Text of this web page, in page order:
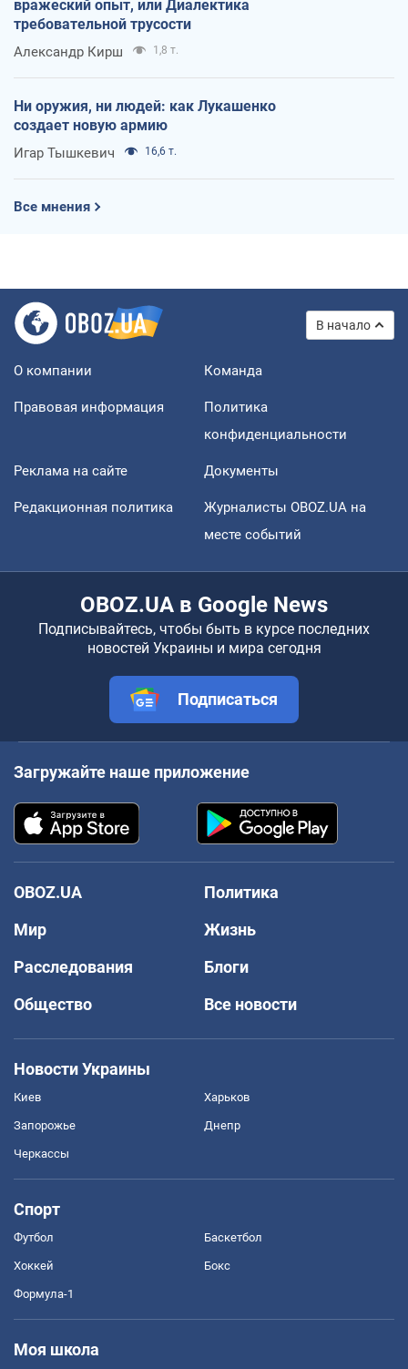
вражеский опыт, или Диалектика
требовательной трусости
Александр Кирш 1,8 т.
Ни оружия, ни людей: как Лукашенко
создает новую армию
Игар Тышкевич 16,6 т.
Все мнения
В начало
О компании Команда
Правовая информация
Политика
конфиденциальности
Реклама на сайте Документы
Редакционная политика
Журналисты OBOZ.UA на
месте событий
OBOZ.UA в Google News
Подписывайтесь, чтобы быть в курсе последних
новостей Украины и мира сегодня
Подписаться
Загружайте наше приложение
OBOZ.UA
Политика
Мир
Жизнь
Расследования
Блоги
Общество
Все новости
Новости Украины
Киев Харьков
Запорожье Днепр
Черкассы
Спорт
Футбол Баскетбол
Хоккей Бокс
Формула-1
Моя школа